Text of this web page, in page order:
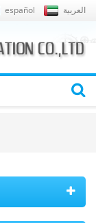
español العربية